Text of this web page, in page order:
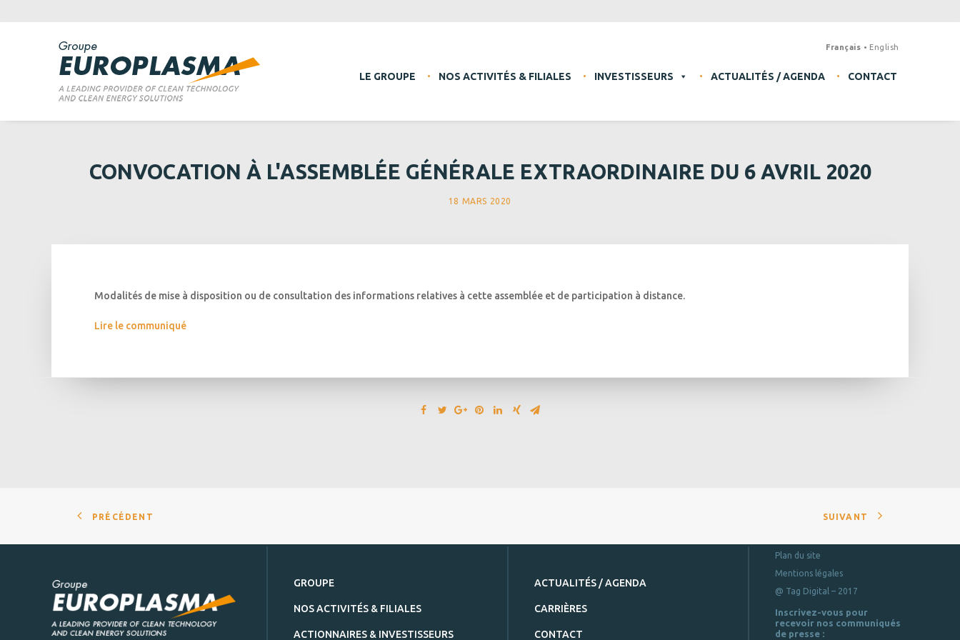
LE GROUPE NOS ACTIVITÉS & FILIALES INVESTISSEURS ACTUALITÉS / AGENDA CONTACT
Français English
CONVOCATION À L'ASSEMBLÉE GÉNÉRALE EXTRAORDINAIRE DU 6 AVRIL 2020
18 MARS 2020
Modalités de mise à disposition ou de consultation des informations relatives à cette assemblée et de participation à distance.
Lire le communiqué
PRÉCÉDENT SUIVANT
GROUPE
NOS ACTIVITÉS & FILIALES
ACTIONNAIRES & INVESTISSEURS
ACTUALITÉS / AGENDA
CARRIÈRES
CONTACT
Plan du site
Mentions légales
@ Tag Digital – 2017
Inscrivez-vous pour
recevoir nos communiqués
de presse :